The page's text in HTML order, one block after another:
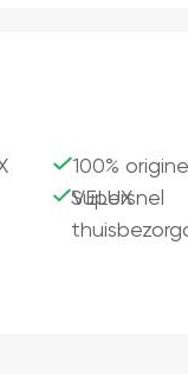
100%
VELUX
Supersnel